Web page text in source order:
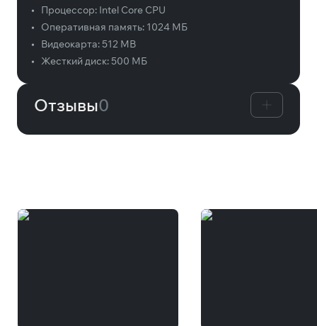
•
Процессор: Intel Core CPU
•
Оперативная память: 1024 МБ
•
Видеокарта: 512 MB
•
Жесткий диск: 500 МБ
Отзывы0